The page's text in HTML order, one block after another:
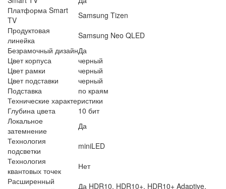
Платформа Smart
TV
Samsung Tizen
Продуктовая
линейка
Samsung Neo QLED
Безрамочный дизайнДа
Цвет корпуса
черный
Цвет рамки
черный
Цвет подставки
черный
Подставка
по краям
Технические характеристики
Глубина цвета
10 бит
Локальное
затемнение
Да
Технология
подсветки
miniLED
Технология
квантовых точек
Нет
Расширенный
Да HDR10, HDR10+, HDR10+ Adaptive,